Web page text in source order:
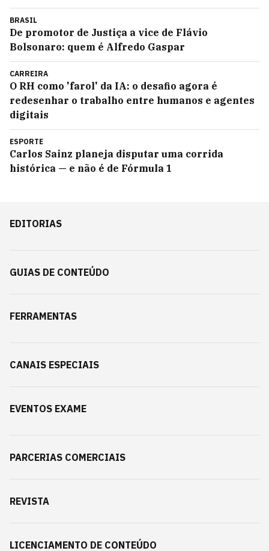
BRASIL
De promotor de Justiça a vice de Flávio
Bolsonaro: quem é Alfredo Gaspar
CARREIRA
O RH como 'farol' da IA: o desafio agora é
redesenhar o trabalho entre humanos e agentes
digitais
ESPORTE
Carlos Sainz planeja disputar uma corrida
histórica — e não é de Fórmula 1
EDITORIAS
GUIAS DE CONTEÚDO
FERRAMENTAS
CANAIS ESPECIAIS
EVENTOS EXAME
PARCERIAS COMERCIAIS
REVISTA
LICENCIAMENTO DE CONTEÚDO